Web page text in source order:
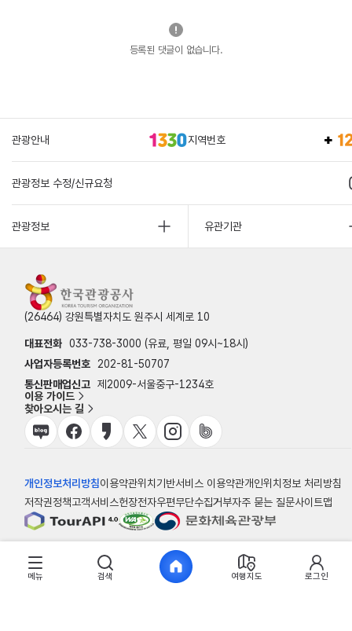
등록된 댓글이 없습니다.
관광안내 지역번호
관광정보 수정/신규요청
관광정보 유관기관
(26464) 강원특별자치도 원주시 세계로 10
대표전화 033-738-3000 (유료, 평일 09시~18시)
사업자등록번호
202-81-50707
통신판매업신고 제2009-서울중구-1234호
이용 가이드
찾아오시는 길
개인정보처리방침이용약관위치기반서비스 이용약관개인위치정보 처리방침
저작권정책고객서비스헌장전자우편무단수집거부자주 묻는 질문사이트맵
© 한국관광공사
메뉴 검색 여행지도 로그인